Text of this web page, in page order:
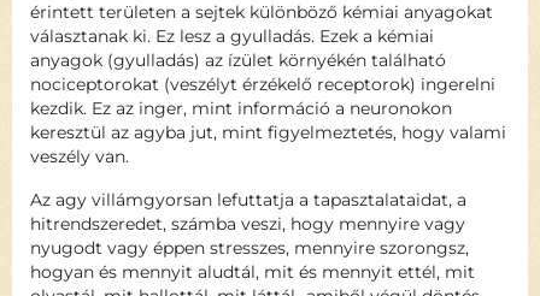
érintett területen a sejtek különböző kémiai anyagokat
választanak ki. Ez lesz a gyulladás. Ezek a kémiai
anyagok (gyulladás) az ízület környékén található
nociceptorokat (veszélyt érzékelő receptorok) ingerelni
kezdik. Ez az inger, mint információ a neuronokon
keresztül az agyba jut, mint figyelmeztetés, hogy valami
veszély van.
Az agy villámgyorsan lefuttatja a tapasztalataidat, a
hitrendszeredet, számba veszi, hogy mennyire vagy
nyugodt vagy éppen stresszes, mennyire szorongsz,
hogyan és mennyit aludtál, mit és mennyit ettél, mit